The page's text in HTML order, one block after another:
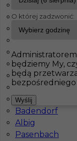
InServ Oferty pracy
Pokaż filtr
Bad
Jahnatal
Ecklak
Brieselang
Langerringen
Maintal
Haiterbach
Badendorf
Albig
Pasenbach
O której zadzwonić:
będziemy My,
będą
Wyślij